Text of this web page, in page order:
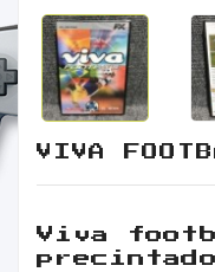
VIVA
Viva